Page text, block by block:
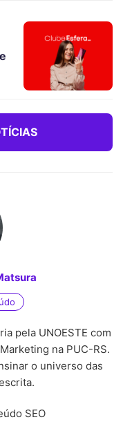
pela UNOESTE com
na PUC-RS.
o universo das
SEO